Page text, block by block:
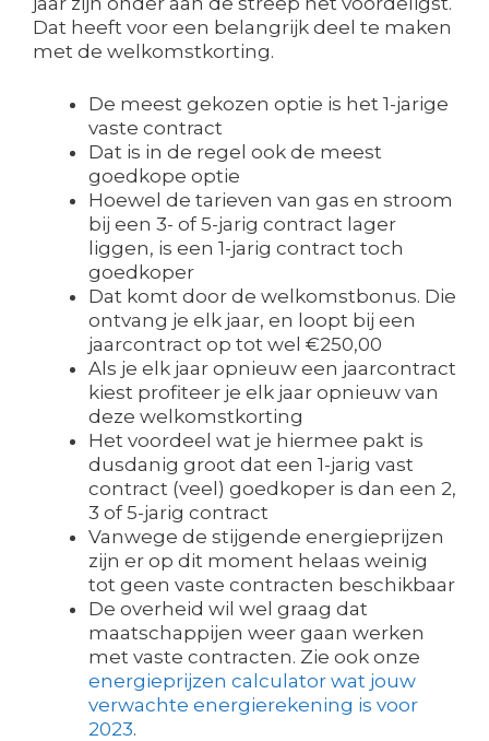
Dat heeft voor een belangrijk deel te maken
met de welkomstkorting.
De meest gekozen optie is het 1-jarige
vaste contract
Dat is in de regel ook de meest
goedkope optie
Hoewel de tarieven van gas en stroom
bij een 3- of 5-jarig contract lager
liggen, is een 1-jarig contract toch
goedkoper
Dat komt door de welkomstbonus. Die
ontvang je elk jaar, en loopt bij een
jaarcontract op tot wel €250,00
Als je elk jaar opnieuw een jaarcontract
kiest profiteer je elk jaar opnieuw van
deze welkomstkorting
Het voordeel wat je hiermee pakt is
dusdanig groot dat een 1-jarig vast
contract (veel) goedkoper is dan een 2,
3 of 5-jarig contract
Vanwege de stijgende energieprijzen
zijn er op dit moment helaas weinig
tot geen vaste contracten beschikbaar
De overheid wil wel graag dat
maatschappijen weer gaan werken
met vaste contracten. Zie ook onze
energieprijzen calculator wat jouw
verwachte energierekening is voor
2023.